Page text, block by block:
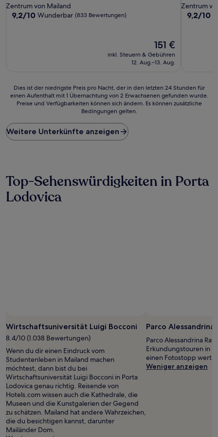
Zentrum von Mailand
9.2
9,2/10 Wunderbar (833 Bewertungen)
Der
Preis
beträgt
151 €
inkl. Steuern & Gebühren
12. Aug.–13. Aug.
Zentrum
9.2
9,2/10
Dies
ist
Preis
pro
Nacht,
letzten
24 Stunden
für
einen
Es
können
zusätzliche
Bedingungen
gelten.
Dies ist der niedrigste Preis pro Nacht, der in den letzten 24 Stunden für
einen Aufenthalt mit 1 Übernachtung von 2 Erwachsenen gefunden wurde.
Preise und Verfügbarkeiten können sich ändern. Es können zusätzliche
Bedingungen gelten.
Weitere Unterkünfte anzeigen
Top-Sehenswürdigkeiten in Porta
Lodovica
Wirtschaftsuniversität Luigi Bocconi
8.4/10 (1.038 Bewertungen)
Wenn du dir einen Eindruck vom
Studentenleben in Mailand machen
möchtest, dann bist du bei
Wirtschaftsuniversität Luigi Bocconi in Porta
Lodovica genau richtig. Reisende von
Hotels.com wissen auch die Kathedrale, die
Museen und die Kunstgalerien der Gegend
zu schätzen. Mailand hat andere Wahrzeichen,
die du besichtigen kannst, darunter
Mailänder Dom.
Parco Alessandrina
Parco Alessandrina
Erkundungstouren in
einen Fotostopp wert.
Weniger anzeigen